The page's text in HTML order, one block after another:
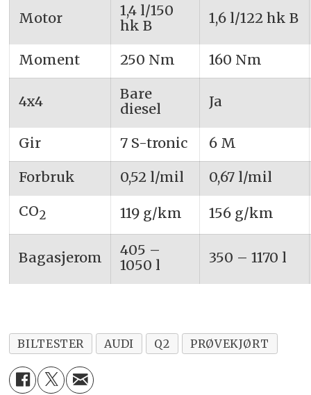
Motor
1,4 l/150
hk B
1,6 l/122 hk B
Moment 250 Nm 160 Nm
4x4
Bare
diesel
Ja
Gir 7 S-tronic
6 M
Forbruk
0,52 l/mil
0,67 l/mil
CO2 119 g/km 156 g/km
Bagasjerom
405 –
1050 l
350 – 1170 l
BILTESTER AUDI Q2 PRØVEKJØRT